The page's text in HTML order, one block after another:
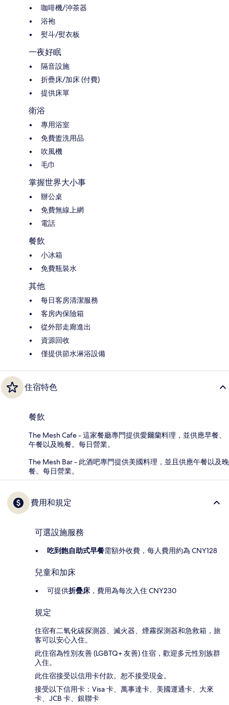
咖啡機/沖茶器
浴袍
熨斗/熨衣板
一夜好眠
隔音設施
折疊床/加床 (付費)
提供床單
衛浴
專用浴室
免費盥洗用品
吹風機
毛巾
掌握世界大小事
辦公桌
免費無線上網
電話
餐飲
小冰箱
免費瓶裝水
其他
每日客房清潔服務
客房內保險箱
從外部走廊進出
資源回收
僅提供節水淋浴設備
住宿特色
餐飲
The Mesh Cafe - 這家餐廳專門提供愛爾蘭料理，並供應早餐、
午餐以及晚餐。每日營業。
The Mesh Bar - 此酒吧專門提供美國料理，並且供應午餐以及晚
餐。每日營業。
費用和規定
可選設施服務
吃到飽自助式早餐需額外收費，每人費用約為 CNY128
兒童和加床
可提供折疊床 ，費用為每次入住 CNY230
規定
住宿有二氧化碳探測器、滅火器、煙霧探測器和急救箱，旅
客可以安心入住。
此住宿為性別友善 (LGBTQ+ 友善) 住宿，歡迎多元性別族群
入住。
此住宿接受以信用卡付款。恕不接受現金。
接受以下信用卡：Visa 卡、萬事達卡、美國運通卡、大來
卡、JCB 卡、銀聯卡